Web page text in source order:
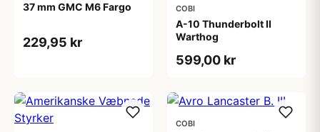
37 mm GMC M6 Fargo
229,95 kr
COBI
A-10 Thunderbolt II
Warthog
599,00 kr
COBI